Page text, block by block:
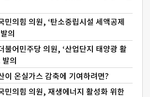
민의힘 의원, ‘탄소중립시설 세액공제
의
불어민주당 의원, ‘산업단지 태양광 활
발의
이 온실가스 감축에 기여하려면?
민의힘 의원, 재생에너지 활성화 위한